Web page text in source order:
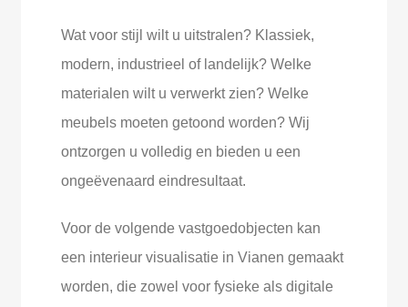
Wat voor stijl wilt u uitstralen? Klassiek,
modern, industrieel of landelijk? Welke
materialen wilt u verwerkt zien? Welke
meubels moeten getoond worden? Wij
ontzorgen u volledig en bieden u een
ongeëvenaard eindresultaat.
Voor de volgende vastgoedobjecten kan
een interieur visualisatie in Vianen gemaakt
worden, die zowel voor fysieke als digitale